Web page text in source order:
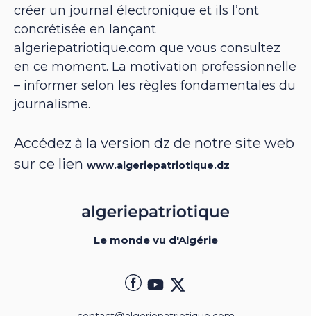
créer un journal électronique et ils l’ont
concrétisée en lançant
algeriepatriotique.com que vous consultez
en ce moment. La motivation professionnelle
– informer selon les règles fondamentales du
journalisme.
Accédez à la version dz de notre site web
sur ce lien www.algeriepatriotique.dz
Le monde vu d'Algérie